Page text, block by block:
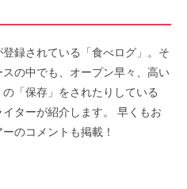
録されている「食べログ」。そ
の中でも、オープン早々、高い
「保存」をされたりしている
イターが紹介します。 早くもお
のコメントも掲載！